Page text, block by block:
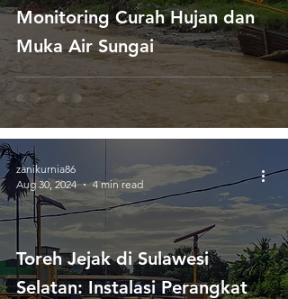
Monitoring Curah Hujan dan
Muka Air Sungai
Toreh Jejak di Sulawesi
Selatan: Instalasi Perangkat
zanikurnia86
Aug 30, 2024
4 min read